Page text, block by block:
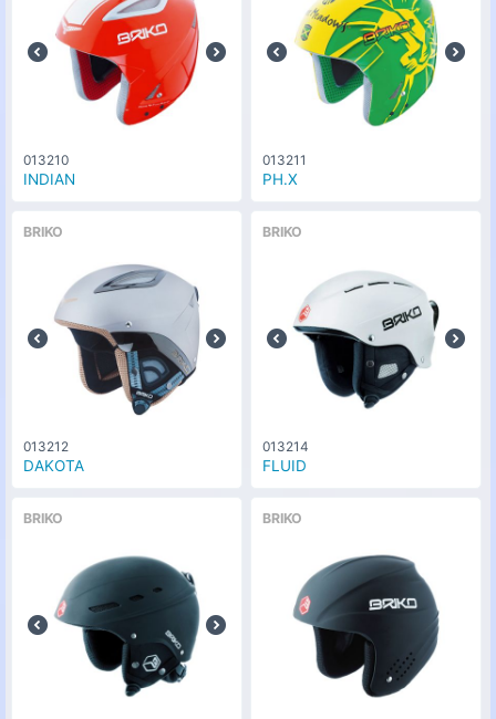
013210
INDIAN
013211
PH.X
BRIKO
013212
DAKOTA
BRIKO
013214
FLUID
BRIKO BRIKO